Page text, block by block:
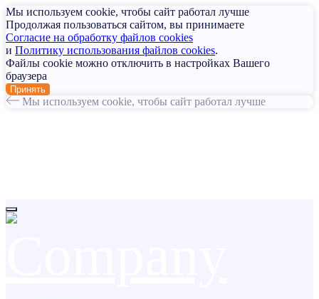
Мы используем cookie, чтобы сайт работал лучше
Продолжая пользоваться сайтом, вы принимаете
Согласие на обработку файлов cookies
и Политику использования файлов cookies.
Файлы cookie можно отключить в настройках Вашего
браузера
Принять
Мы используем cookie, чтобы сайт работал лучше